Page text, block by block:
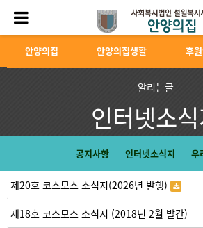
안양의집 안양의집생활 후
알리는글
인터넷소
공지사항 인터넷소식지 우
제20호 코스모스 소식지(2026년 발행)
제18호 코스모스 소식지 (2018년 2월 발간)